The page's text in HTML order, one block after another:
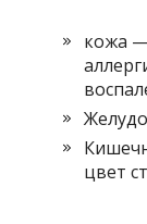
кожа
цвет